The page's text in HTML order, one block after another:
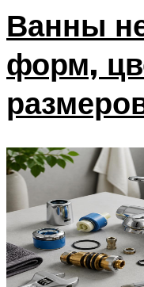
Ванны
форм,